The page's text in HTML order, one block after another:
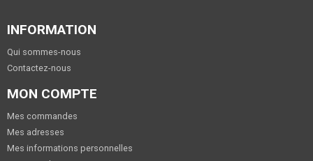
INFORMATION
Qui sommes-nous
Contactez-nous
MON COMPTE
Mes commandes
Mes adresses
Mes informations personnelles